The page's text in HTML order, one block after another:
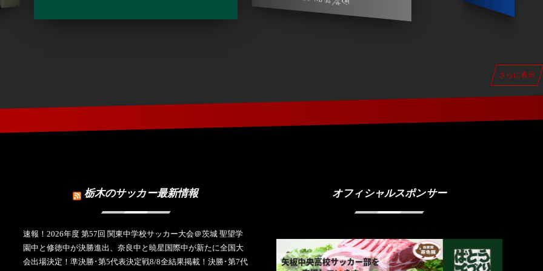
さらに表示
栃木のサッカー最新情報
速報！2026年度 第57回 関東中学校サッカー大会＠茨城 聖望学
園中と修徳中が決勝進出、奈良中と暁星国際中が新たに全国大
会出場決定！準決勝･第5代表決定戦8/8全結果掲載！決勝･第7代
オフィシャルスポンサー